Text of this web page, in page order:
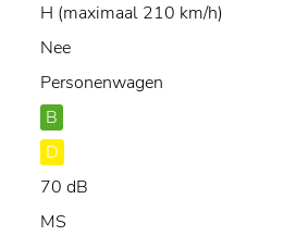
H (maximaal 210 km/h)
Nee
Personenwagen
B
D
70 dB
MS